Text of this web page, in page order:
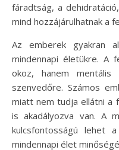
fáradtság, a
mind hozzájárulhatnak a
Az emberek gyakran
mindennapi életükre. A
okoz, hanem
szenvedőre. Számos
miatt nem tudja ellátni a
is akadályozva van. A
kulcsfontosságú lehet
mindennapi élet